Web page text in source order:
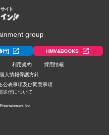
group
行] HMV&BOOKS
利用規約
採用情報
個人情報保護方針
公表事項及び同意事項
送信について
Inc.